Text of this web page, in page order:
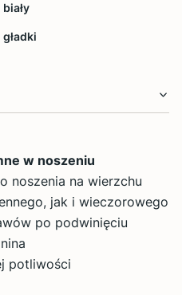
biały
gładki
w noszeniu
noszenia na wierzchu
jak i wieczorowego
po podwinięciu
potliwości